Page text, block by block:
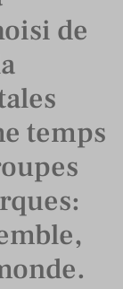
de
temps